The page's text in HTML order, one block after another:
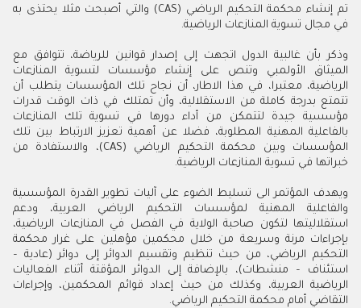
تم إنشاء محكمة التحكيم الرياضي (CAS) والتي أصبحت مثلا يحتذى به
في مجال تسوية المنازعات الرياضية.
وذكر بأن غالبية الدول اتجهت إلى إصدار قوانين للرياضة، تتوافق مع
الميثاق الأولمبي وتنص على إنشاء مؤسسات لتسوية المنازعات
الرياضية، معتبرا، في هذا الاطار، أن نجاح تلك المؤسسات يتطلب أن
تتمتع بدرجة كاملة من الاستقلالية، وأن تمتلك في ذات الوقت قدرات
مؤسسية جيدة لتتمكن من أداء دورها في تسوية تلك المنازعات
بالفاعلية المهنية المطلوبة، فضلا عن أهمية تعزيز الارتباط بين تلك
المؤسسات وبين محكمة التحكيم الرياضي (CAS)، والاستفادة من
خبراتها في تسوية المنازعات الرياضية.
ويهدف المؤتمر الى تسليط الضوء على آليات تطوير القدرة المؤسسية
والفاعلية المهنية لمؤسسات التحكيم الرياضي العربية، ودعم
استقلاليتها لتكون صاحبة الولاية في الفصل في المنازعات الرياضية،
بإجراءات مرنة وسريعة من خلال محكمين مؤهلين على غرار محكمة
التحكيم الرياضي، من حيث تنظيم وتقسيم الدوائر إلى دوائر (عادية –
استئناف – منشطات)، بالإضافة إلى الدوائر المؤقتة أثناء الفعاليات
الرياضية العربية، وكذلك من حيث إعداد قوائم المحكمين، وإجراءات
التقاضي أمام محكمة التحكيم الرياضي.